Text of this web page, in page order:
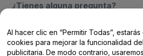
¿Tienes alguna pregunta?
Centro de Ayuda / Contacto
Al hacer clic en “Permitir Todas”,
cookies para mejorar la funcionalidad
publicitaria. De modo contrario,